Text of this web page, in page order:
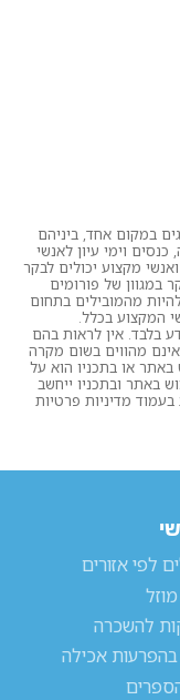
במקום אחד, ביניהם
וימי עיון לאנשי
מקצוע יכולים לבקר
במגוון של פורומים
מהמובילים בתחום
המקצוע בכלל.
בלבד. אין לראות בהם
מהווים בשום מקרה
או בתכניו הוא על
באתר ובתכניו ייחשב
מדיניות פרטיות
לפי אזורים
להשכרה
בהפרעות אכילה